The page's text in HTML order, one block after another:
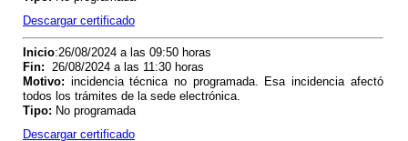
Descargar certificado
Inicio:26/08/2024 a las 09:50 horas
Fin:
26/08/2024 a las 11:30 horas
Motivo: incidencia técnica no programada. Esa incidencia afectó
todos los trámites de la sede electrónica.
Tipo: No programada
Descargar certificado